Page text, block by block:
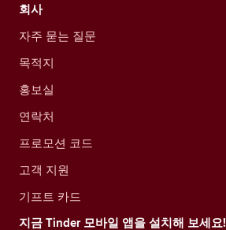
회사
자주 묻는 질문
목적지
홍보실
연락처
프로모션 코드
고객 지원
기프트 카드
지금 Tinder 모바일 앱을 설치해 보세요!